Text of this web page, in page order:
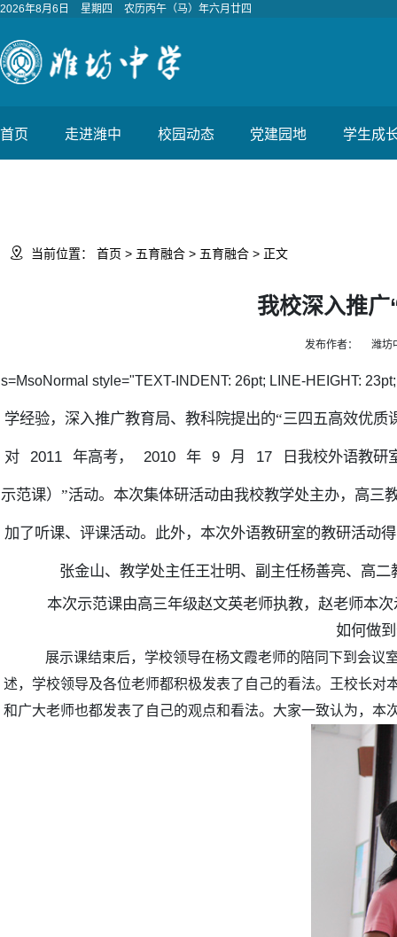
2026年8月6日 星期四 农历丙午（马）年六月廿四
首页 走进潍中 校园动态 党建园地 学生成
 当前位置： 首页 > 五育融合 > 五育融合 > 正文
我校深入推
发布作者： 潍坊
s=MsoNormal style="TEXT-INDENT: 26pt; LINE-HEIGHT:
学经验，深入推广教育局、教科院提出的“三四五高效优
对 2011 年高考， 2010 年 9 月 17 日我校外语教研
示范课）”活动。本次集体研活动由我校教学处主办，高
加了听课、评课活动。此外，本次外语教研室的教研活动
张金山、教学处主任王壮明、副主任杨善亮、高
本次示范课由高三年级赵文英老师执教，赵老师本
如何做
展示课结束后，学校领导在杨文霞老师的陪同下到会议
述，学校领导及各位老师都积极发表了自己的看法。王校长
和广大老师也都发表了自己的观点和看法。大家一致认为，